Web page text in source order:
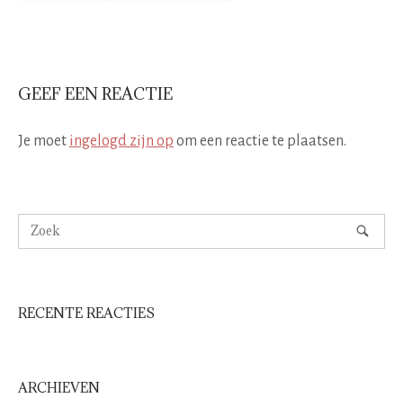
GEEF EEN REACTIE
Je moet ingelogd zijn op om een reactie te plaatsen.
RECENTE REACTIES
ARCHIEVEN